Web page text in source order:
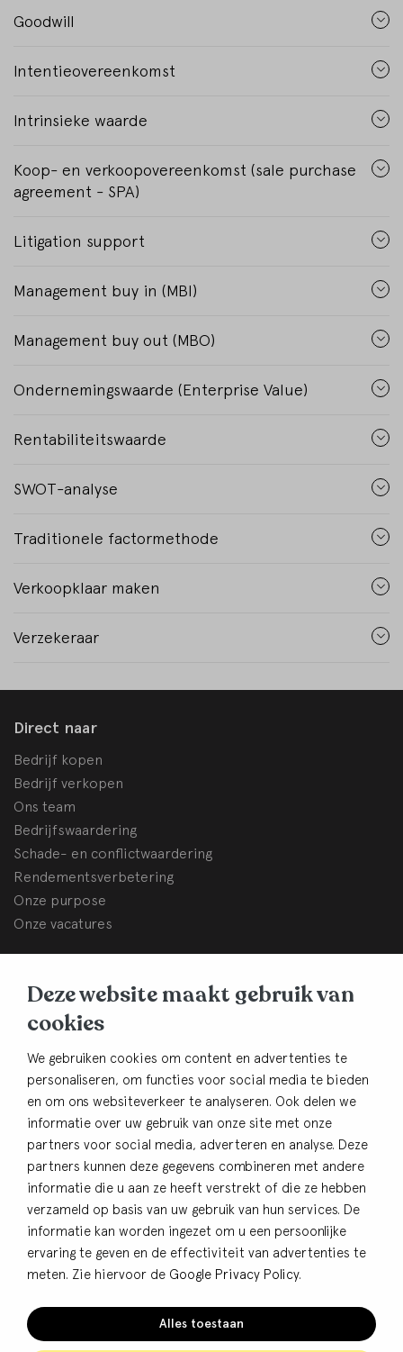
Deze website maakt gebruik van
cookies
We gebruiken cookies om content en advertenties te
personaliseren, om functies voor social media te bieden
en om ons websiteverkeer te analyseren. Ook delen we
informatie over uw gebruik van onze site met onze
partners voor social media, adverteren en analyse. Deze
partners kunnen deze gegevens combineren met andere
informatie die u aan ze heeft verstrekt of die ze hebben
verzameld op basis van uw gebruik van hun services. De
informatie kan worden ingezet om u een persoonlijke
ervaring te geven en de effectiviteit van advertenties te
meten. Zie hiervoor de Google Privacy Policy.
Alles toestaan
Goodwill
Intentieovereenkomst
Intrinsieke waarde
Koop- en verkoopovereenkomst (sale purchase
agreement - SPA)
Litigation support
Management buy in (MBI)
Management buy out (MBO)
Ondernemingswaarde (Enterprise Value)
Rentabiliteitswaarde
SWOT-analyse
Traditionele factormethode
Verkoopklaar maken
Verzekeraar
Direct naar
Bedrijf kopen
Bedrijf verkopen
Ons team
Bedrijfswaardering
Schade- en conflictwaardering
Rendementsverbetering
Onze purpose
Onze vacatures
Korte Brinkweg 37c
3761 EC Soest
Contact
033-4805482
info@bhbdullemond.nl
Blijf op de hoogte:
Privacy
Cookies